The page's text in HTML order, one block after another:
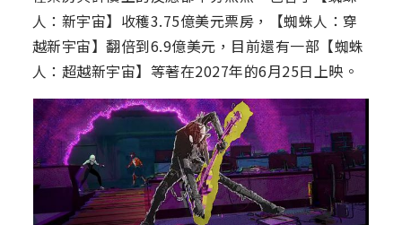
人：新宇宙】收穫3.75億美元票房，【蜘蛛人：穿
越新宇宙】翻倍到6.9億美元，目前還有一部【蜘蛛
人：超越新宇宙】等著在2027年的6月25日上映。